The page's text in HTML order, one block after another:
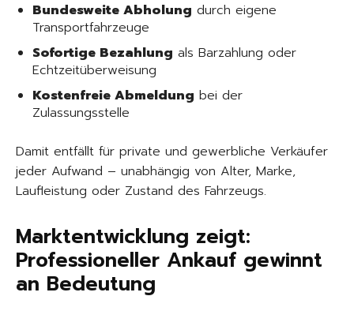
Bundesweite Abholung durch eigene
Transportfahrzeuge
Sofortige Bezahlung als Barzahlung oder
Echtzeitüberweisung
Kostenfreie Abmeldung bei der
Zulassungsstelle
Damit entfällt für private und gewerbliche Verkäufer
jeder Aufwand – unabhängig von Alter, Marke,
Laufleistung oder Zustand des Fahrzeugs.
Marktentwicklung zeigt:
Professioneller Ankauf gewinnt
an Bedeutung